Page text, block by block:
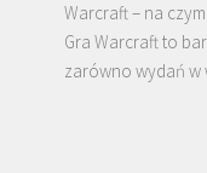
Warcraft – na
Gra Warcraft to
zarówno wydań w